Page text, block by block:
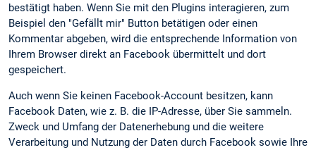
bestätigt haben. Wenn Sie mit den Plugins interagieren, zum
Beispiel den "Gefällt mir" Button betätigen oder einen
Kommentar abgeben, wird die entsprechende Information von
Ihrem Browser direkt an Facebook übermittelt und dort
gespeichert.
Auch wenn Sie keinen Facebook-Account besitzen, kann
Facebook Daten, wie z. B. die IP-Adresse, über Sie sammeln.
Zweck und Umfang der Datenerhebung und die weitere
Verarbeitung und Nutzung der Daten durch Facebook sowie Ihre